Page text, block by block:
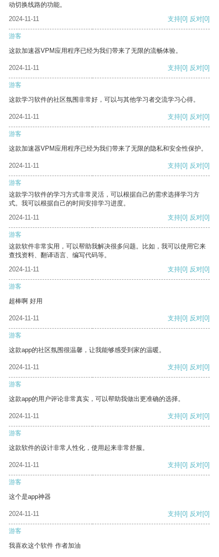
动切换线路的功能。
2024-11-11
支持[0] 反对[0]
游客
这款加速器VPM应用程序已经为我们带来了无限的流畅体验。
2024-11-11 支持[0] 反对[0]
游客
这款学习软件的社区氛围非常好，可以与其他学习者交流学习心得。
2024-11-11 支持[0] 反对[0]
游客
这款加速器VPM应用程序已经为我们带来了无限的隐私和安全性保护。
2024-11-11 支持[0] 反对[0]
游客
这款学习软件的学习方式非常灵活，可以根据自己的需求选择学习方
式。我可以根据自己的时间安排学习进度。
2024-11-11
支持[0] 反对[0]
游客
这款软件非常实用，可以帮助我解决很多问题。比如，我可以使用它来
查找资料、翻译语言、编写代码等。
2024-11-11
支持[0] 反对[0]
游客
超棒啊 好用
2024-11-11 支持[0] 反对[0]
游客
这款app的社区氛围很温馨，让我能够感受到家的温暖。
2024-11-11 支持[0] 反对[0]
游客
这款app的用户评论非常真实，可以帮助我做出更准确的选择。
2024-11-11 支持[0] 反对[0]
游客
这款软件的设计非常人性化，使用起来非常舒服。
2024-11-11 支持[0] 反对[0]
游客
这个是app神器
2024-11-11 支持[0] 反对[0]
游客
我喜欢这个软件 作者加油